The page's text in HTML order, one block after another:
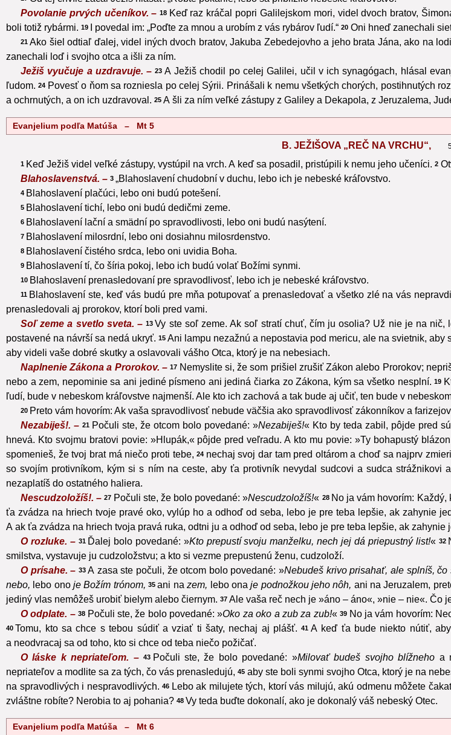
Povolanie prvých učeníkov. –18 Keď raz kráčal popri Galilejskom mori, videl dvoch bratov,
boli totiž rybármi. 19 I povedal im: „Poďte za mnou a urobím z vás rybárov ľudí.“ 20 Oni hneď zanechali
21 Ako šiel odtiaľ ďalej, videl iných dvoch bratov, Jakuba Zebedejovho a jeho brata Jána, ako na
zanechali loď i svojho otca a išli za ním.
Ježiš vyučuje a uzdravuje. –23 A Ježiš chodil po celej Galilei, učil v ich synagógach, hlásal
ľudom. 24 Povesť o ňom sa rozniesla po celej Sýrii. Prinášali k nemu všetkých chorých, postihnutých
a ochrnutých, a on ich uzdravoval. 25 A šli za ním veľké zástupy z Galiley a Dekapola, z Jeruzalema,
Evanjelium podľa Matúša – Mt 5
B. JEŽIŠOVA „REČ NA VRCHU“,
1 Keď Ježiš videl veľké zástupy, vystúpil na vrch. A keď sa posadil, pristúpili k nemu jeho učeníci. 2
Blahoslavenstvá. – 3 „Blahoslavení chudobní v duchu, lebo ich je nebeské kráľovstvo.
4 Blahoslavení plačúci, lebo oni budú potešení.
5 Blahoslavení tichí, lebo oni budú dedičmi zeme.
6 Blahoslavení lační a smädní po spravodlivosti, lebo oni budú nasýtení.
7 Blahoslavení milosrdní, lebo oni dosiahnu milosrdenstvo.
8 Blahoslavení čistého srdca, lebo oni uvidia Boha.
9 Blahoslavení tí, čo šíria pokoj, lebo ich budú volať Božími synmi.
10 Blahoslavení prenasledovaní pre spravodlivosť, lebo ich je nebeské kráľovstvo.
11 Blahoslavení ste, keď vás budú pre mňa potupovať a prenasledovať a všetko zlé na vás
prenasledovali aj prorokov, ktorí boli pred vami.
Soľ zeme a svetlo sveta. –13 Vy ste soľ zeme. Ak soľ stratí chuť, čím ju osolia? Už nie je na
postavené na návrší sa nedá ukryť. 15 Ani lampu nezažnú a nepostavia pod mericu, ale na svietnik, aby
aby videli vaše dobré skutky a oslavovali vášho Otca, ktorý je na nebesiach.
Naplnenie Zákona a Prorokov. –17 Nemyslite si, že som prišiel zrušiť Zákon alebo Prorokov;
nebo a zem, nepominie sa ani jediné písmeno ani jediná čiarka zo Zákona, kým sa všetko nesplní. 19
ľudí, bude v nebeskom kráľovstve najmenší. Ale kto ich zachová a tak bude aj učiť, ten bude v
20 Preto vám hovorím: Ak vaša spravodlivosť nebude väčšia ako spravodlivosť zákonníkov a
Nezabiješ!. –21 Počuli ste, že otcom bolo povedané: »Nezabiješ!« Kto by teda zabil, pôjde pred
hnevá. Kto svojmu bratovi povie: »Hlupák,« pôjde pred veľradu. A kto mu povie: »Ty bohapustý
spomenieš, že tvoj brat má niečo proti tebe, 24 nechaj svoj dar tam pred oltárom a choď sa najprv
so svojím protivníkom, kým si s ním na ceste, aby ťa protivník nevydal sudcovi a sudca strážnikovi
nezaplatíš do ostatného haliera.
Nescudzoložíš!. –27 Počuli ste, že bolo povedané: »Nescudzoložíš!« 28 No ja vám hovorím:
ťa zvádza na hriech tvoje pravé oko, vylúp ho a odhoď od seba, lebo je pre teba lepšie, ak zahynie
A ak ťa zvádza na hriech tvoja pravá ruka, odtni ju a odhoď od seba, lebo je pre teba lepšie, ak
O rozluke. – 31 Ďalej bolo povedané: »Kto prepustí svoju manželku, nech jej dá priepustný list!« 32
smilstva, vystavuje ju cudzoložstvu; a kto si vezme prepustenú ženu, cudzoloží.
O prísahe. – 33 A zasa ste počuli, že otcom bolo povedané: »Nebudeš krivo prisahať, ale splníš, čo
nebo, lebo onoje Božím trónom, 35 ani nazem, lebo onaje podnožkou jeho nôh, ani na Jeruzalem,
jediný vlas nemôžeš urobiť bielym alebo čiernym. 37 Ale vaša reč nech je »áno – áno«, »nie – nie«. Čo
O odplate. –38 Počuli ste, že bolo povedané: »Oko za oko a zub za zub!« 39 No ja vám hovorím:
40 Tomu, kto sa chce s tebou súdiť a vziať ti šaty, nechaj aj plášť. 41 A keď ťa bude niekto nútiť,
a neodvracaj sa od toho, kto si chce od teba niečo požičať.
O láske k nepriateľom. –43 Počuli ste, že bolo povedané: »Milovať budeš svojho blížneho a
nepriateľov a modlite sa za tých, čo vás prenasledujú, 45 aby ste boli synmi svojho Otca, ktorý je na
na spravodlivých i nespravodlivých. 46 Lebo ak milujete tých, ktorí vás milujú, akú odmenu môžete
zvláštne robíte? Nerobia to aj pohania? 48 Vy teda buďte dokonalí, ako je dokonalý váš nebeský Otec.
Evanjelium podľa Matúša – Mt 6